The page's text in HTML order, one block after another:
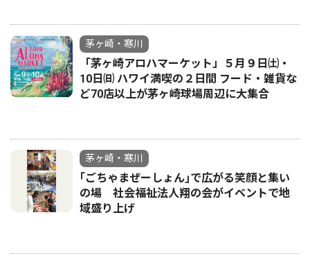
茅ヶ崎・寒川
「茅ヶ崎アロハマーケット」５月９日㈯・
10日㈰ ハワイ満喫の２日間 フード・雑貨な
ど70店以上が茅ヶ崎球場周辺に大集合
茅ヶ崎・寒川
｢ごちゃまぜーしょん｣で広がる笑顔と集い
の場 社会福祉法人翔の会がイベントで地
域盛り上げ